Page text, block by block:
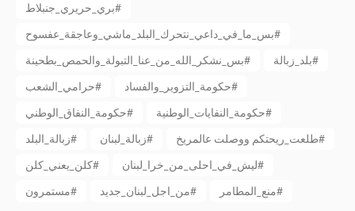
بري_حريري_جنبلاط#
بس_ما_في_داعي_نتحرك_البلد_ماشي_وعاجقة_عفسوح#
بس_نشكر_الله_من_عنا_التبولة_والحمص_بطحينة#
بلد_زبالة#
حرامي_الشعب#
حكومة_التزوير_والفساد#
حكومة_النفاق_الوطني#
حكومة_النفايات_الوطنية#
زبالة_البلد#
زبالة_لبنان#
طلعت_ريحتكم ووصلت عالمريخ#
كلن_يعني_كلن#
ليش_في_احلى_من_خرا_لبنان#
مستمرون#
من_اجل_لبنان_جديد# منع_المطامر#